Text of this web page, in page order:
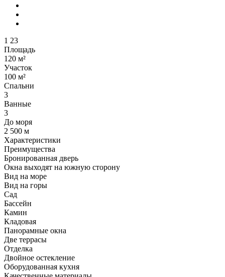
1 23
Площадь
120 м²
Участок
100 м²
Спальни
3
Ванные
3
До моря
2 500 м
Характеристики
Преимущества
Бронированная дверь
Окна выходят на южную сторону
Вид на море
Вид на горы
Сад
Бассейн
Камин
Кладовая
Панорамные окна
Две террасы
Отделка
Двойное остекление
Оборудованная кухня